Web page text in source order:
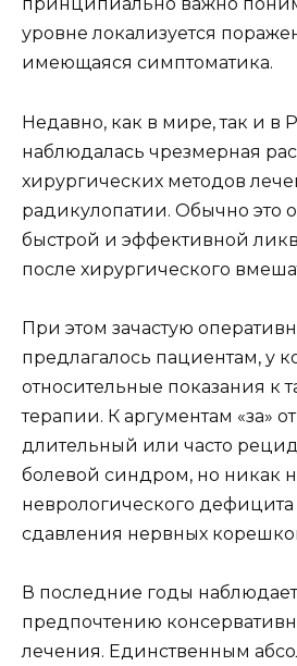
принципиально важно
уровне локализуется
имеющаяся симптоматика.
Недавно, как в мире, так и в
наблюдалась чрезмерная
хирургических методов
радикулопатии. Обычно это
быстрой и эффективной
после хирургического
При этом зачастую
предлагалось пациентам, у
относительные показания к
терапии. К аргументам «за»
длительный или часто
болевой синдром, но никак
неврологического
сдавления нервных
В последние годы
предпочтению
лечения. Единственным